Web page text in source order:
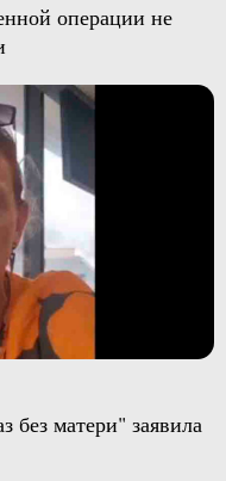
операции не
без матери" заявила